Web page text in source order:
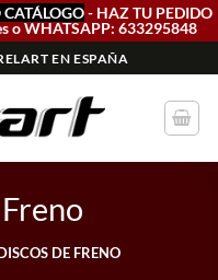
- HAZ TU PEDIDO
o WHATSAPP: 633295848
EN ESPAÑA
DE FRENO